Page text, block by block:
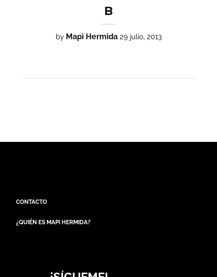
B
by Mapi Hermida 29 julio, 2013
CONTACTO
¿QUIÉN ES MAPI HERMIDA?